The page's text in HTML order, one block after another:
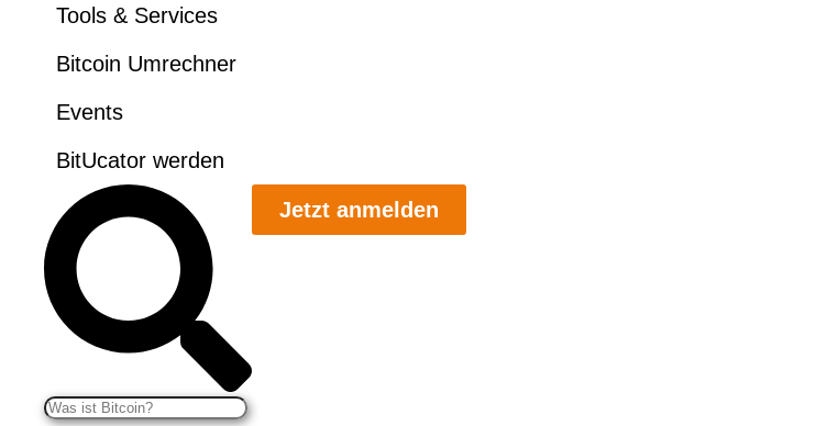
Tools & Services
Bitcoin Umrechner
Events
BitUcator werden
Jetzt anmelden